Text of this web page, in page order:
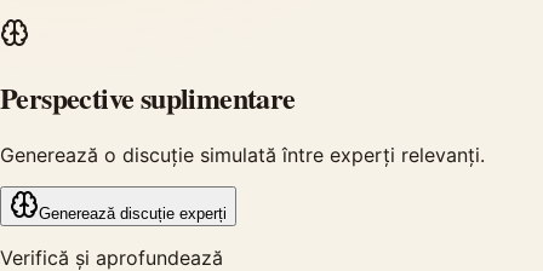
Perspective suplimentare
Generează o discuție simulată între experți relevanți.
Generează discuție experți
Verifică și aprofundează